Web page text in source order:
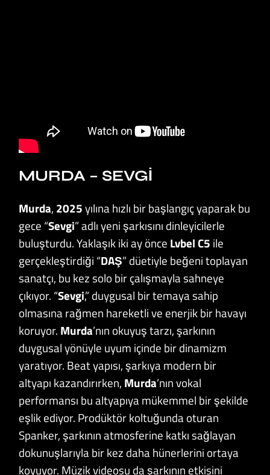
MURDA – SEVGI
Murda, 2025yılına hızlı bir başlangıç yaparak bu
gece “Sevgi” adlı yeni şarkısını dinleyicilerle
buluşturdu. Yaklaşık iki ay önce Lvbel C5 ile
gerçekleştirdiği “DAŞ” düetiyle beğeni toplayan
sanatçı, bu kez solo bir çalışmayla sahneye
çıkıyor. “Sevgi,” duygusal bir temaya sahip
olmasına rağmen hareketli ve enerjik bir havayı
koruyor. Murda’nın okuyuş tarzı, şarkının
duygusal yönüyle uyum içinde bir dinamizm
yaratıyor. Beat yapısı, şarkıya modern bir
altyapı kazandırırken, Murda’nın vokal
performansı bu altyapıya mükemmel bir şekilde
eşlik ediyor. Prodüktör koltuğunda oturan
Spanker, şarkının atmosferine katkı sağlayan
dokunuşlarıyla bir kez daha hünerlerini ortaya
koyuyor. Müzik videosu da şarkının etkisini